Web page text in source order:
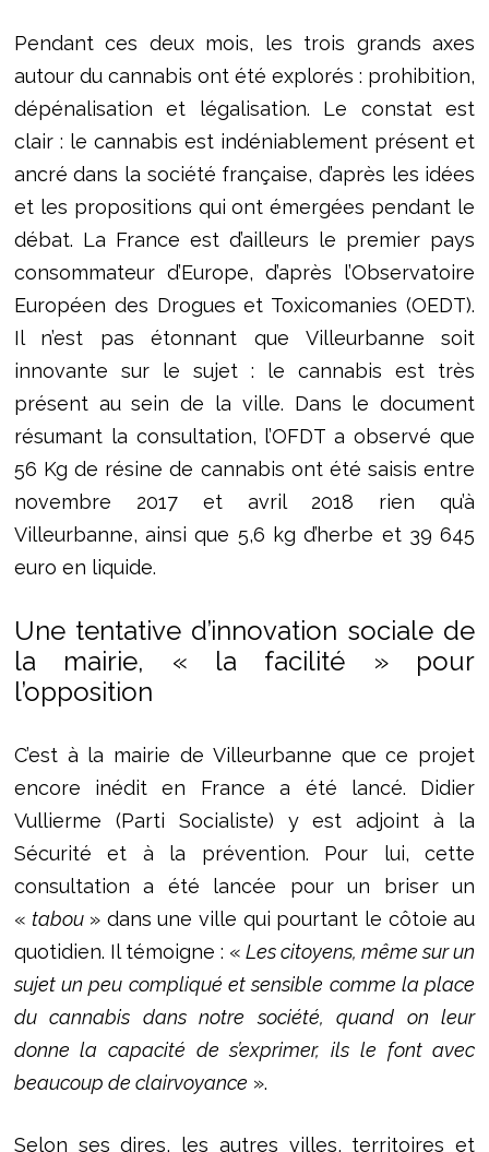
Pendant ces deux mois, les trois grands axes
autour du cannabis ont été explorés : prohibition,
dépénalisation et légalisation. Le constat est
clair : le cannabis est indéniablement présent et
ancré dans la société française, d’après les idées
et les propositions qui ont émergées pendant le
débat. La France est d’ailleurs le premier pays
consommateur d’Europe, d’après l’Observatoire
Européen des Drogues et Toxicomanies (OEDT).
Il n’est pas étonnant que Villeurbanne soit
innovante sur le sujet : le cannabis est très
présent au sein de la ville. Dans le document
résumant la consultation, l’OFDT a observé que
56 Kg de résine de cannabis ont été saisis entre
novembre 2017 et avril 2018 rien qu’à
Villeurbanne, ainsi que 5,6 kg d’herbe et 39 645
euro en liquide.
Une tentative d’innovation sociale de
la mairie, « la facilité » pour
l’opposition
C’est à la mairie de Villeurbanne que ce projet
encore inédit en France a été lancé. Didier
Vullierme (Parti Socialiste) y est adjoint à la
Sécurité et à la prévention. Pour lui, cette
consultation a été lancée pour un briser un
«tabou » dans une ville qui pourtant le côtoie au
quotidien. Il témoigne : « Les citoyens, même sur un
sujet un peu compliqué et sensible comme la place
du cannabis dans notre société, quand on leur
donne la capacité de s’exprimer, ils le font avec
beaucoup de clairvoyance ».
Selon ses dires, les autres villes, territoires et